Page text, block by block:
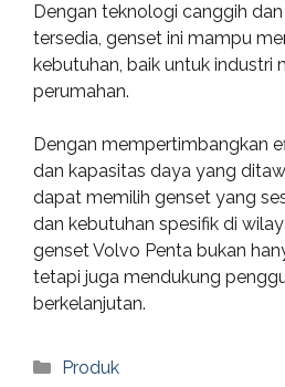
Dengan teknologi canggih
tersedia, genset ini mampu
kebutuhan, baik untuk industri
perumahan.
Dengan mempertimbangkan
dan kapasitas daya yang
dapat memilih genset yang
dan kebutuhan spesifik di
genset Volvo Penta bukan
tetapi juga mendukung
berkelanjutan.
Categories
Produk